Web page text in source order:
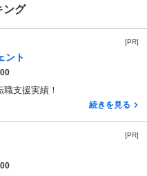
ング
[PR]
ント
支援実績！
続きを見る
[PR]